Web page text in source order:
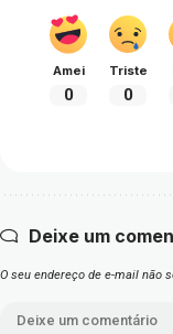
Amei
0
Triste
0
Deixe um
O seu endereço de e-mail não